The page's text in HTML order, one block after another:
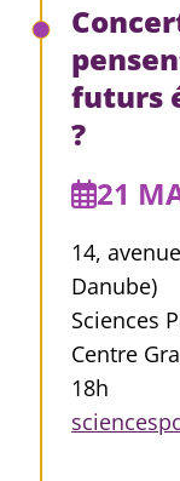
futurs
?
21
14,
Danube)
Sciences
Centre
18h